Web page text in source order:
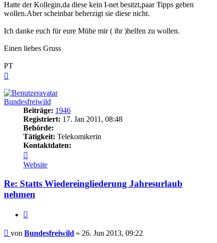
Hatte der Kollegin,da diese kein I-net besitzt,paar Tipps geben
wollen.Aber scheinbar beherzigt sie diese nicht.
Ich danke euch für eure Mühe mir ( ihr )helfen zu wollen.
Einen liebes Gruss
PT
Bundesfreiwild
Beiträge: 1946
Registriert: 17. Jan 2011, 08:48
Behörde:
Tätigkeit: Telekomikerin
Kontaktdaten:
von
Bundesfreiwild
Website
Re: Statts Wiedereingliederung Jahresurlaub
nehmen
Beitrag
von Bundesfreiwild » 26. Jun 2013, 09:22